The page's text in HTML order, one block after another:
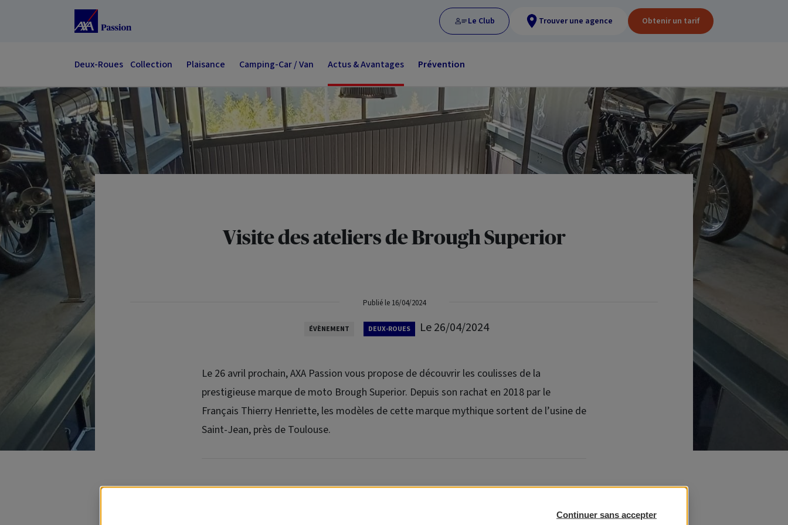
Continuer sans accepter
Accéder au Contenu
Le Club Trouver une agence Obtenir un tarif
Deux-Roues Collection Plaisance Camping-Car / Van Actus & Avantages Prévention
Visite des ateliers de Brough Superior
Publié le 16/04/2024
ÉVÈNEMENT DEUX-ROUES Le 26/04/2024
Le 26 avril prochain, AXA Passion vous propose de découvrir les coulisses de la
prestigieuse marque de moto Brough Superior. Depuis son rachat en 2018 par le
Français Thierry Henriette, les modèles de cette marque mythique sortent de l’usine de
Saint-Jean, près de Toulouse.
En compagnie de son Directeur général, Albert Castaigne, AXA Passion vous propose une visite